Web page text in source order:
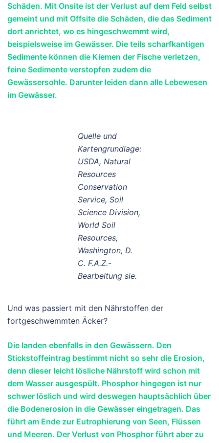
Schäden. Mit Onsite ist der Verlust auf dem Feld selbst
gemeint und mit Offsite die Schäden, die das Sediment
dort anrichtet, wo es hingeschwemmt wird,
beispielsweise im Gewässer. Die teils scharfkantigen
Sedimente können die Kiemen der Fische verletzen,
feine Sedimente verstopfen zudem die
Gewässersohle. Darunter leiden dann alle Lebewesen
im Gewässer.
Quelle und
Kartengrundlage:
USDA, Natural
Resources
Conservation
Service, Soil
Science Division,
World Soil
Resources,
Washington, D.
C. F.A.Z.-
Bearbeitung sie.
Und was passiert mit den Nährstoffen der
fortgeschwemmten Äcker?
Die landen ebenfalls in den Gewässern. Den
Stickstoffeintrag bestimmt nicht so sehr die Erosion,
denn dieser leicht lösliche Nährstoff wird schon mit
dem Wasser ausgespült. Phosphor hingegen ist nur
schwer löslich und wird deswegen hauptsächlich über
die Bodenerosion in die Gewässer eingetragen. Das
führt am Ende zur Eutrophierung von Seen, Flüssen
und Meeren. Der Verlust von Phosphor führt aber zu